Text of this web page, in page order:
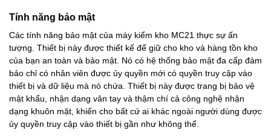
Tính năng bảo mật
Các tính năng bảo mật của máy kiểm kho MC21 thực sự ấn
tượng. Thiết bị này được thiết kế để giữ cho kho và hàng tồn kho
của bạn an toàn và bảo mật. Nó có hệ thống bảo mật đa cấp đảm
bảo chỉ có nhân viên được ủy quyền mới có quyền truy cập vào
thiết bị và dữ liệu mà nó chứa. Thiết bị này được trang bị bảo vệ
mật khẩu, nhận dạng vân tay và thậm chí cả công nghệ nhận
dạng khuôn mặt, khiến cho bất cứ ai khác ngoài người dùng được
ủy quyền truy cập vào thiết bị gần như không thể.